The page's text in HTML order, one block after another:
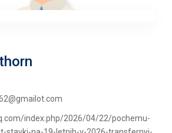
index.php/2026/04/22/pochemu-